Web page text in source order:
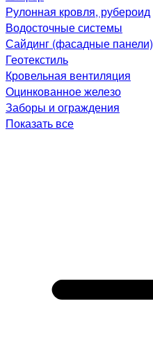
Рулонная кровля, рубероид
Водосточные системы
Сайдинг (фасадные панели)
Геотекстиль
Кровельная вентиляция
Оцинкованное железо
Заборы и ограждения
Показать все